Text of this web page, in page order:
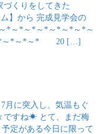
くりをしてきた
】から 完成見学会の
*～*～*～*～*～*～*～
*～*～*～* 20 […]
月に突入し、気温もぐ
ですね☀ とて、まだ梅
定がある今日に限って